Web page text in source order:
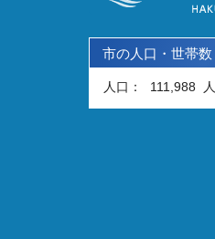
市の人口・世帯数
人口： 111,988 人